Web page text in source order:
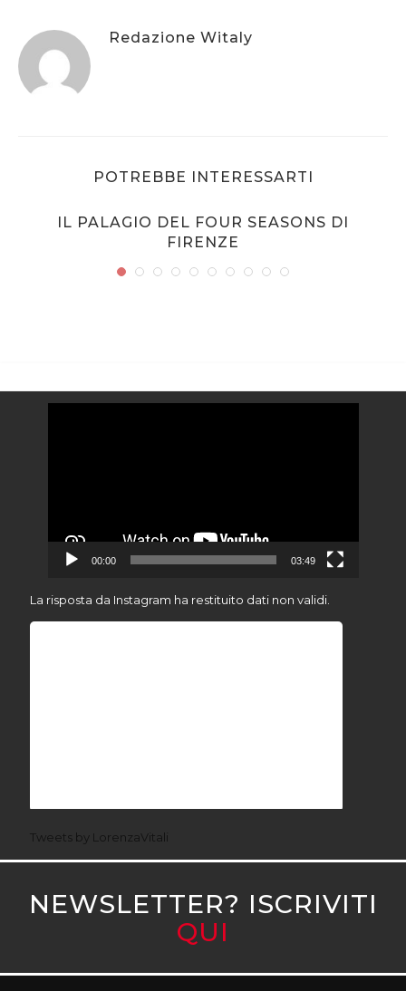
Redazione Witaly
POTREBBE INTERESSARTI
IL PALAGIO DEL FOUR SEASONS DI
FIRENZE
00:00 03:49
La risposta da Instagram ha restituito dati non validi.
Tweets by LorenzaVitali
NEWSLETTER? ISCRIVITI
QUI